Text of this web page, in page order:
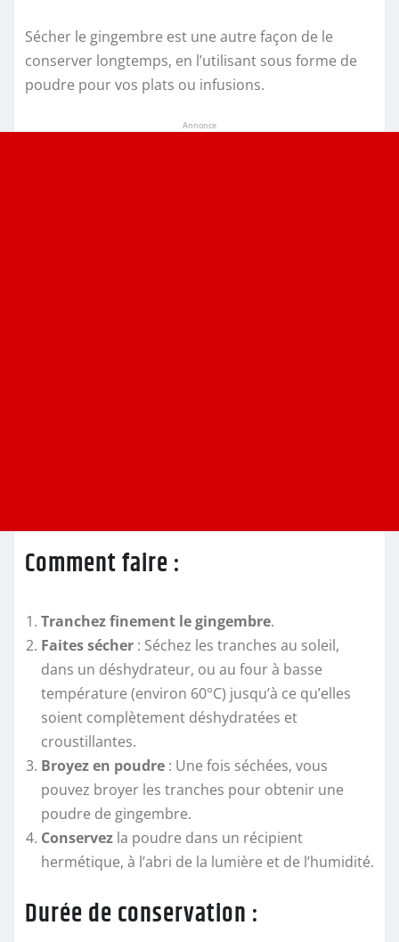
Sécher le gingembre est une autre façon de le
conserver longtemps, en l’utilisant sous forme de
poudre pour vos plats ou infusions.
Annonce
Comment faire :
Tranchez finement le gingembre.
Faites sécher : Séchez les tranches au soleil,
dans un déshydrateur, ou au four à basse
température (environ 60°C) jusqu’à ce qu’elles
soient complètement déshydratées et
croustillantes.
Broyez en poudre : Une fois séchées, vous
pouvez broyer les tranches pour obtenir une
poudre de gingembre.
Conservez la poudre dans un récipient
hermétique, à l’abri de la lumière et de l’humidité.
Durée de conservation :